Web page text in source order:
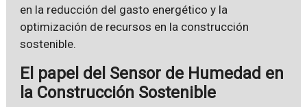
en la reducción del gasto energético y la
optimización de recursos en la construcción
sostenible.
El papel del Sensor de Humedad en
la Construcción Sostenible